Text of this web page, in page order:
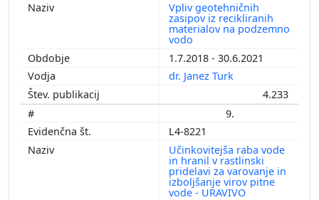
Vpliv geotehničnih
zasipov iz recikliranih
materialov na podzemno
vodo
1.7.2018 - 30.6.2021
dr. Janez Turk
4.233
9.
L4-8221
Učinkovitejša raba vode
in hranil v rastlinski
pridelavi za varovanje in
izboljšanje virov pitne
vode - URAVIVO